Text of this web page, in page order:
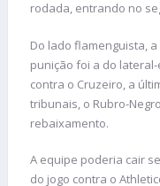
rodada, entrando no
Do lado flamenguista,
punição foi a do
contra o Cruzeiro, a
tribunais, o Rubro-
rebaixamento.
A equipe poderia cair
do jogo contra o